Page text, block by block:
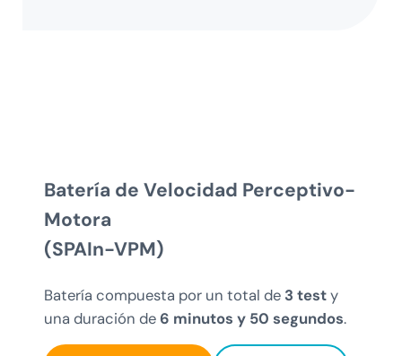
Batería de Velocidad Perceptivo-
Motora
(SPAIn-VPM)
Batería compuesta por un total de 3 testy
una duración de6 minutos y 50 segundos.